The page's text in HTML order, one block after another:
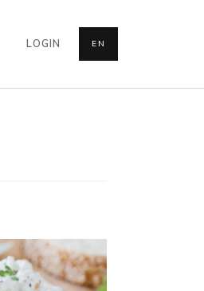
LOGIN EN